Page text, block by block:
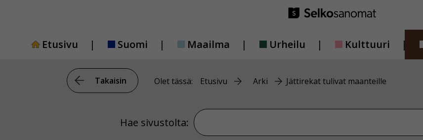
Etusivu
Suomi Maailma Urheilu Kulttuuri
Takaisin Olet tässä: Etusivu Arki Jättirekat tulivat maanteille
Hae sivustolta: Hae sivustolta